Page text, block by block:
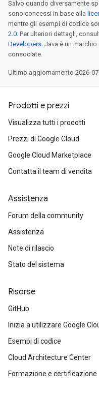
Salvo quando diversamente
sono concessi in base alla
mentre gli esempi di codice
2.0. Per ulteriori dettagli,
Developers. Java è un
consociate.
Ultimo aggiornamento 2026-
Prodotti e prezzi
Visualizza tutti i prodotti
Prezzi di Google Cloud
Google Cloud Marketplace
Contatta il team di vendita
Assistenza
Forum della community
Assistenza
Note di rilascio
Stato del sistema
Risorse
GitHub
Inizia a utilizzare Google
Esempi di codice
Cloud Architecture Center
Formazione e certificazione